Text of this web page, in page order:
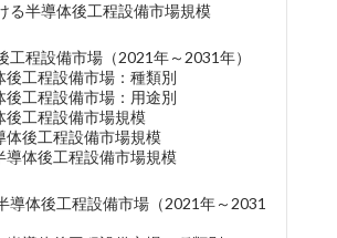
る半導体後工程設備市場規模
工程設備市場（2021年～2031年）
後工程設備市場：種類別
後工程設備市場：用途別
後工程設備市場規模
体後工程設備市場規模
導体後工程設備市場規模
導体後工程設備市場（2021年～2031